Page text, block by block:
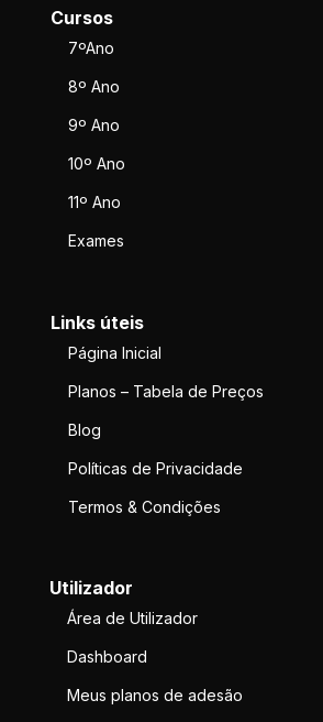
Cursos
7ºAno
8º Ano
9º Ano
10º Ano
11º Ano
Exames
Links úteis
Página Inicial
Planos – Tabela de Preços
Blog
Políticas de Privacidade
Termos & Condições
Utilizador
Área de Utilizador
Dashboard
Meus planos de adesão